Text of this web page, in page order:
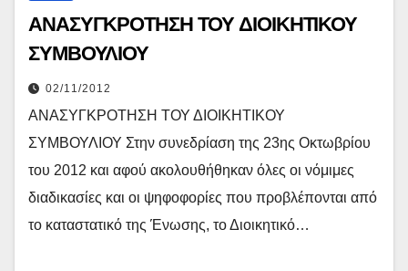
ΑΝΑΣΥΓΚΡΟΤΗΣΗ ΤΟΥ ΔΙΟΙΚΗΤΙΚΟΥ
ΣΥΜΒΟΥΛΙΟΥ
02/11/2012
ΑΝΑΣΥΓΚΡΟΤΗΣΗ ΤΟΥ ΔΙΟΙΚΗΤΙΚΟΥ
ΣΥΜΒΟΥΛΙΟΥ Στην συνεδρίαση της 23ης Οκτωβρίου
του 2012 και αφού ακολουθήθηκαν όλες οι νόμιμες
διαδικασίες και οι ψηφοφορίες που προβλέπονται από
το καταστατικό της Ένωσης, το Διοικητικό…